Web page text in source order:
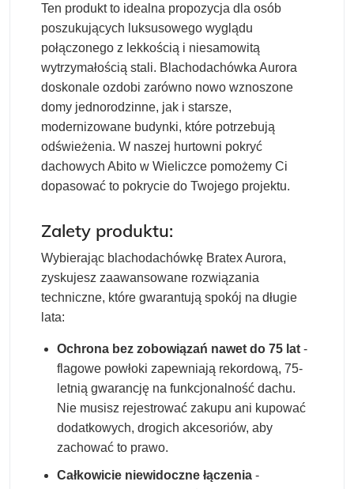
Ten produkt to idealna propozycja dla osób
poszukujących luksusowego wyglądu
połączonego z lekkością i niesamowitą
wytrzymałością stali. Blachodachówka Aurora
doskonale ozdobi zarówno nowo wznoszone
domy jednorodzinne, jak i starsze,
modernizowane budynki, które potrzebują
odświeżenia. W naszej hurtowni pokryć
dachowych Abito w Wieliczce pomożemy Ci
dopasować to pokrycie do Twojego projektu.
Zalety produktu:
Wybierając blachodachówkę Bratex Aurora,
zyskujesz zaawansowane rozwiązania
techniczne, które gwarantują spokój na długie
lata:
Ochrona bez zobowiązań nawet do 75 lat -
flagowe powłoki zapewniają rekordową, 75-
letnią gwarancję na funkcjonalność dachu.
Nie musisz rejestrować zakupu ani kupować
dodatkowych, drogich akcesoriów, aby
zachować to prawo.
Całkowicie niewidoczne łączenia -